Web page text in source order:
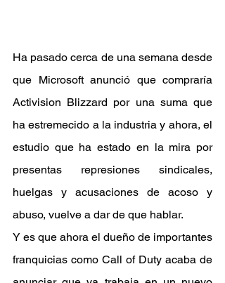
Ha pasado cerca de una semana desde
que Microsoft anunció que compraría
Activision Blizzard por una suma que
ha estremecido a la industria y ahora, el
estudio que ha estado en la mira por
presentas represiones sindicales,
huelgas y acusaciones de acoso y
abuso, vuelve a dar de que hablar.
Y es que ahora el dueño de importantes
franquicias como Call of Duty acaba de